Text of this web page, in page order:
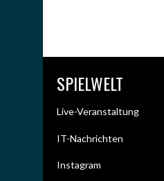
SPIELWELT
Live-Veranstaltung
IT-Nachrichten
Instagram